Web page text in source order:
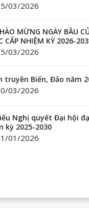
03/2026
MỪNG NGÀY BẦU
CẤP NHIỆM KỲ 2026-
03/2026
truyền Biển, Đảo năm
03/2026
Nghị quyết Đại hội
kỳ 2025-2030
01/2026